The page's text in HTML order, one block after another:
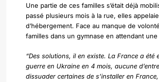
Une partie de ces familles s’était déjà
passé plusieurs mois à la rue, elles
d’hébergement. Face au manque de
familles dans un gymnase en attendant
“Des solutions, il en existe. La France a
guerre en Ukraine en 4 mois, aucune
dissuader certaines de s’installer en